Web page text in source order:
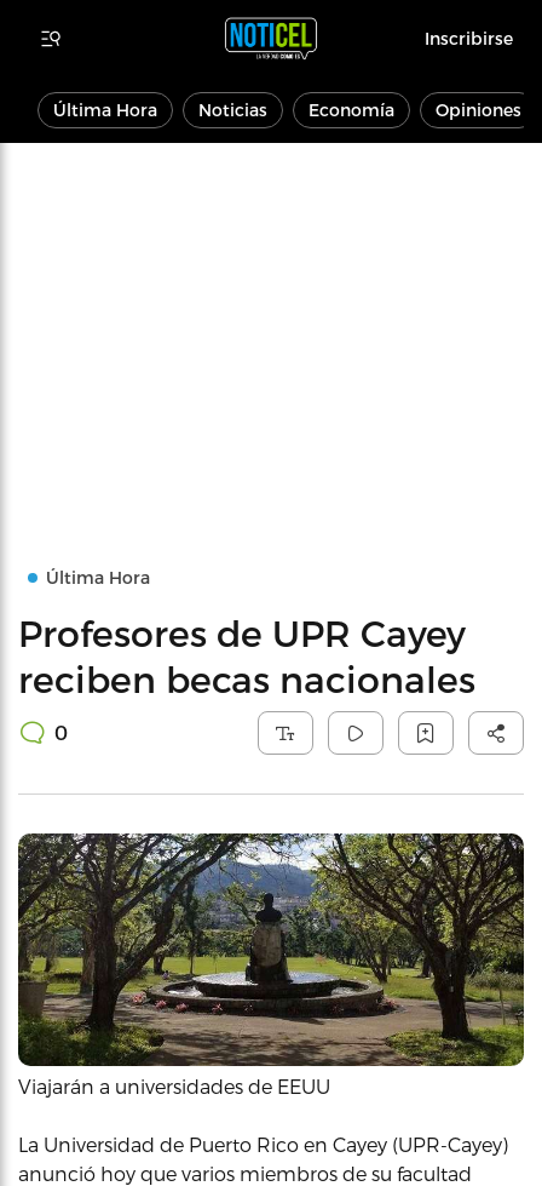
Inscribirse
Última Hora Noticias Economía Opiniones
Última Hora
Profesores de UPR Cayey
reciben becas nacionales
0
Viajarán a universidades de EEUU
La Universidad de Puerto Rico en Cayey (UPR-Cayey)
anunció hoy que varios miembros de su facultad